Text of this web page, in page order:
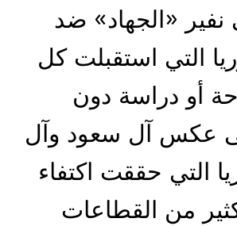
«الجهاد» ضد
التي استقبلت كل
أو دراسة دون
عكس آل سعود وآل
التي حققت اكتفاء
من القطاعات